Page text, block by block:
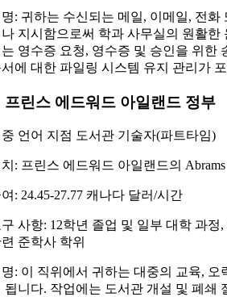
: 귀하는 수신되는 메일, 이메일, 전화
지시함으로써 학과 사무실의 원활한
영수증 요청, 영수증 및 승인을 위한
에 대한 파일링 시스템 유지 관리가
프린스 에드워드 아일랜드 정부
언어 지점 도서관 기술자(파트타임)
: 프린스 에드워드 아일랜드의 Abrams
: 24.45-27.77 캐나다 달러/시간
사항: 12학년 졸업 및 일부 대학 과정
준학사 학위
: 이 직위에서 귀하는 대중의 교육, 오
됩니다. 작업에는 도서관 개설 및 폐쇄